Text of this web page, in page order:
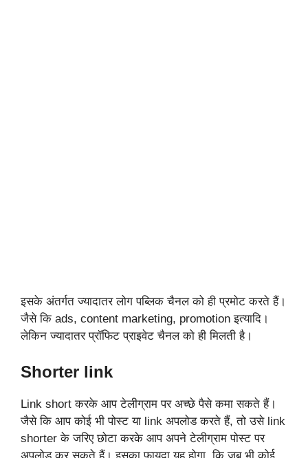
इसके अंतर्गत ज्यादातर लोग पब्लिक चैनल को ही प्रमोट करते हैं।
जैसे कि ads, content marketing, promotion इत्यादि।
लेकिन ज्यादातर प्रॉफिट प्राइवेट चैनल को ही मिलती है।
Shorter link
Link short करके आप टेलीग्राम पर अच्छे पैसे कमा सकते हैं।
जैसे कि आप कोई भी पोस्ट या link अपलोड करते हैं, तो उसे link
shorter के जरिए छोटा करके आप अपने टेलीग्राम पोस्ट पर
अपलोड कर सकते हैं। इसका फायदा यह होगा, कि जब भी कोई